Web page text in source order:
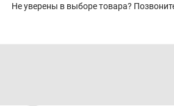
Не уверены в выборе товара?